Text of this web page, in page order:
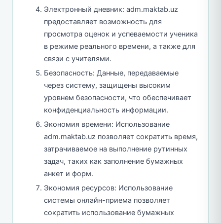
Электронный дневник: adm.maktab.uz
предоставляет возможность для
просмотра оценок и успеваемости ученика
в режиме реального времени, а также для
связи с учителями.
Безопасность: Данные, передаваемые
через систему, защищены высоким
уровнем безопасности, что обеспечивает
конфиденциальность информации.
Экономия времени: Использование
adm.maktab.uz позволяет сократить время,
затрачиваемое на выполнение рутинных
задач, таких как заполнение бумажных
анкет и форм.
Экономия ресурсов: Использование
системы онлайн-приема позволяет
сократить использование бумажных